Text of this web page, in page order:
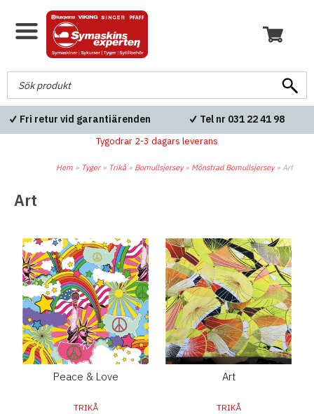
Fri frakt över 600kr Blixtsnabba leveranser
Tygodrar 2-3 dagars leverans
Hem » Tyger» Trikå » Bomullsjersey» Mönstrad Bomullsjersey» Art
Art
Peace & Love
TRIKÅ
Art
TRIKÅ